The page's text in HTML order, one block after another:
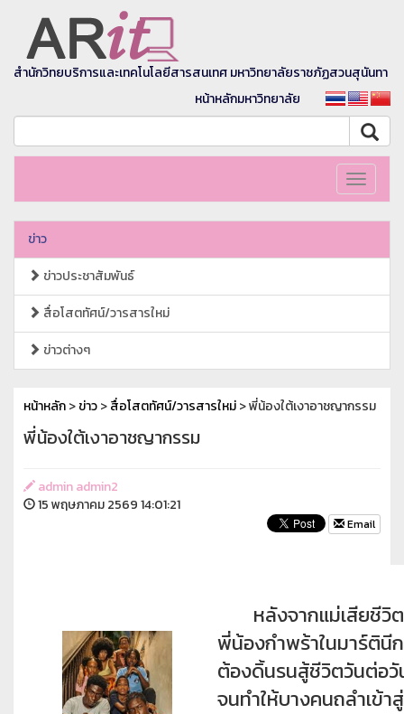
สำนักวิทยบริการและเทคโนโลยีสารสนเทศ มหาวิทยาลัยราชภัฏสวนสุนันทา
หน้าหลักมหาวิทยาลัย
Toggle
ข่าว
ข่าวประชาสัมพันธ์
สื่อโสตทัศน์/วารสารใหม่
ข่าวต่างๆ
หน้าหลัก>ข่าว>สื่อโสตทัศน์/วารสารใหม่> พี่น้องใต้เงาอาชญากรรม
พี่น้องใต้เงาอาชญากรรม
admin admin2
15 พฤษภาคม 2569 14:01:21
Email
หลังจากแม่เสียชีวิต
พี่น้องกำพร้าในมาร์ตินีก
ต้องดิ้นรนสู้ชีวิตวันต่อ
จนทำให้บางคนถลำเข้าสู่